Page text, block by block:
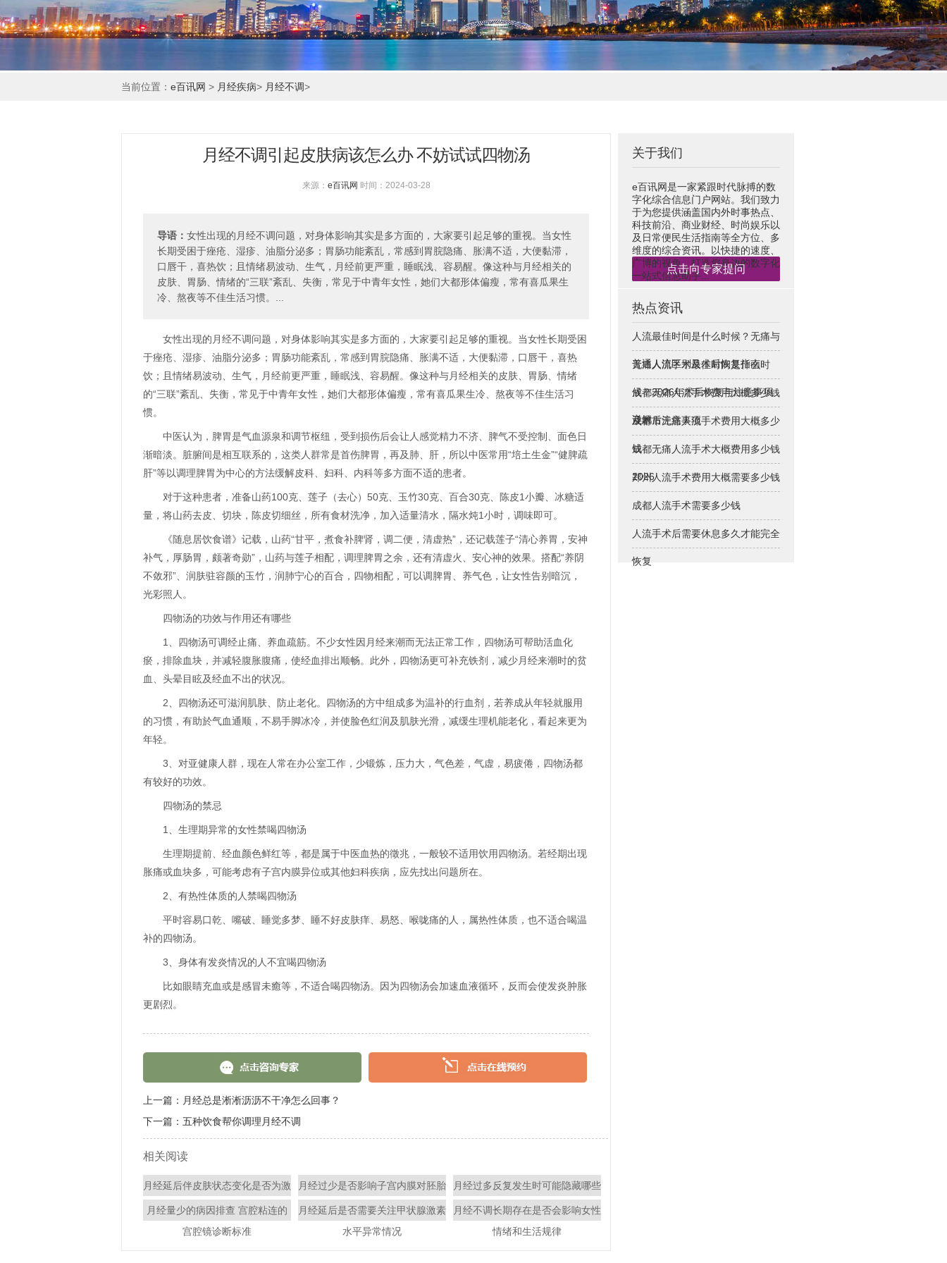
当前位置： e百讯网 > 月经疾病> 月经不调>
月经不调引起皮肤病该怎么办 不妨试试四物汤
来源： e百讯网 时间：2024-03-28
导语： 女性出现的月经不调问题，对身体影响其实是多方面的，大家要引起足够的重视。当女性
长期受困于痤疮、湿疹、油脂分泌多；胃肠功能紊乱，常感到胃脘隐痛、胀满不适，大便黏滞，
口唇干，喜热饮；且情绪易波动、生气，月经前更严重，睡眠浅、容易醒。像这种与月经相关的
皮肤、胃肠、情绪的“三联”紊乱、失衡，常见于中青年女性，她们大都形体偏瘦，常有喜瓜果生
冷、熬夜等不佳生活习惯。...
女性出现的月经不调问题，对身体影响其实是多方面的，大家要引起足够的重视。当女性长期受困
于痤疮、湿疹、油脂分泌多；胃肠功能紊乱，常感到胃脘隐痛、胀满不适，大便黏滞，口唇干，喜热
饮；且情绪易波动、生气，月经前更严重，睡眠浅、容易醒。像这种与月经相关的皮肤、胃肠、情绪
的“三联”紊乱、失衡，常见于中青年女性，她们大都形体偏瘦，常有喜瓜果生冷、熬夜等不佳生活习
惯。
中医认为，脾胃是气血源泉和调节枢纽，受到损伤后会让人感觉精力不济、脾气不受控制、面色日
渐暗淡。脏腑间是相互联系的，这类人群常是首伤脾胃，再及肺、肝，所以中医常用“培土生金”“健脾疏
肝”等以调理脾胃为中心的方法缓解皮科、妇科、内科等多方面不适的患者。
对于这种患者，准备山药100克、莲子（去心）50克、玉竹30克、百合30克、陈皮1小瓣、冰糖适
量，将山药去皮、切块，陈皮切细丝，所有食材洗净，加入适量清水，隔水炖1小时，调味即可。
《随息居饮食谱》记载，山药“甘平，煮食补脾肾，调二便，清虚热”，还记载莲子“清心养胃，安神
补气，厚肠胃，颇著奇勋”，山药与莲子相配，调理脾胃之余，还有清虚火、安心神的效果。搭配“养阴
不敛邪”、润肤驻容颜的玉竹，润肺宁心的百合，四物相配，可以调脾胃、养气色，让女性告别暗沉，
光彩照人。
四物汤的功效与作用还有哪些
1、四物汤可调经止痛、养血疏筋。不少女性因月经来潮而无法正常工作，四物汤可帮助活血化
瘀，排除血块，并减轻腹胀腹痛，使经血排出顺畅。此外，四物汤更可补充铁剂，减少月经来潮时的贫
血、头晕目眩及经血不出的状况。
2、四物汤还可滋润肌肤、防止老化。四物汤的方中组成多为温补的行血剂，若养成从年轻就服用
的习惯，有助於气血通顺，不易手脚冰冷，并使脸色红润及肌肤光滑，减缓生理机能老化，看起来更为
年轻。
3、对亚健康人群，现在人常在办公室工作，少锻炼，压力大，气色差，气虚，易疲倦，四物汤都
有较好的功效。
四物汤的禁忌
1、生理期异常的女性禁喝四物汤
生理期提前、经血颜色鲜红等，都是属于中医血热的徵兆，一般较不适用饮用四物汤。若经期出现
胀痛或血块多，可能考虑有子宫内膜异位或其他妇科疾病，应先找出问题所在。
2、有热性体质的人禁喝四物汤
平时容易口乾、嘴破、睡觉多梦、睡不好皮肤痒、易怒、喉咙痛的人，属热性体质，也不适合喝温
补的四物汤。
3、身体有发炎情况的人不宜喝四物汤
比如眼睛充血或是感冒未癒等，不适合喝四物汤。因为四物汤会加速血液循环，反而会使发炎肿胀
更剧烈。
上一篇： 月经总是淅淅沥沥不干净怎么回事？
下一篇： 五种饮食帮你调理月经不调
相关阅读
月经延后伴皮肤状态变化是否为激
素波动造成
月经过少是否影响子宫内膜对胚胎
的接受能力？
月经过多反复发生时可能隐藏哪些
值得警惕的身体问题
月经量少的病因排查 宫腔粘连的
宫腔镜诊断标准
月经延后是否需要关注甲状腺激素
水平异常情况
月经不调长期存在是否会影响女性
情绪和生活规律
关于我们
e百讯网是一家紧跟时代脉搏的数
字化综合信息门户网站。我们致力
于为您提供涵盖国内外时事热点、
科技前沿、商业财经、时尚娱乐以
及日常便民生活指南等全方位、多
维度的综合资讯。以快捷的速度、
广博的视角，打造您身边的数字化
一站式信息助手...
点击向专家提问
热点资讯
人流最佳时间是什么时候？无痛与
普通人流区别及术后恢复指南
无痛人流手术最佳时间是什么时
候？2026年术后恢复与注意事项
详解
成都无痛人流手术费用大概多少钱
及术后注意事项
成都市无痛人流手术费用大概多少
钱
成都无痛人流手术大概费用多少钱
2026
郑州人流手术费用大概需要多少钱
成都人流手术需要多少钱
人流手术后需要休息多久才能完全
恢复